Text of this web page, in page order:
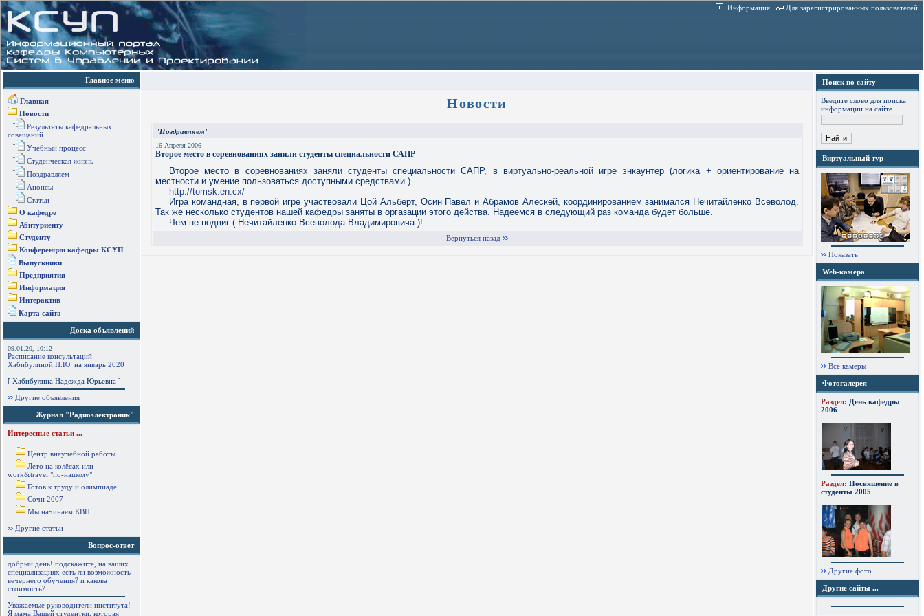
Информация Для зарегистрированных пользователей
Главное меню
Главная
Новости
Результаты кафедральных
совещаний
Учебный процесс
Студенческая жизнь
Поздравляем
Анонсы
Статьи
О кафедре
Абитуриенту
Студенту
Конференции кафедры КСУП
Выпускники
Предприятия
Информация
Интерактив
Карта сайта
Доска объявлений
09.01.20, 10:12
Расписание консультаций
Хабибулиной Н.Ю. на январь 2020
[ Хабибулина Надежда Юрьевна ]
Другие объявления
Журнал "Радиоэлектроник"
Интересные статьи ...
Центр внеучебной работы
Лето на колёсах или
work&travel "по-нашему"
Готов к труду и олимпиаде
Сочи 2007
Мы начинаем КВН
Другие статьи
Вопрос-ответ
добрый день! подскажите, на ваших
специализациях есть ли возможность
вечернего обучения? и какова
стоимость?
Уважаемые руководители института!
Я мама Вашей студентки, которая
Новости
"Поздравляем"
16 Апреля 2006
Второе место в соревнованиях заняли студенты специальности САПР
Второе место в соревнованиях заняли студенты специальности САПР, в виртуально-реальной игре энкаунтер (логика + ориентирование на
местности и умение пользоваться доступными средствами.)
http://tomsk.en.cx/
Игра командная, в первой игре участвовали Цой Альберт, Осин Павел и Абрамов Алескей, координированием занимался Нечитайленко Всеволод.
Так же несколько студентов нашей кафедры заняты в оргазации этого действа. Надеемся в следующий раз команда будет больше.
Чем не подвиг (:Нечитайленко Всеволода Владимировича:)!
Вернуться назад
Поиск по сайту
Введите слово для поиска
информации на сайте
Виртуальный тур
Показать
Web-камера
Все камеры
Фотогалерея
Раздел: День кафедры
2006
Раздел: Посвящение в
студенты 2005
Другие фото
Другие сайты ...